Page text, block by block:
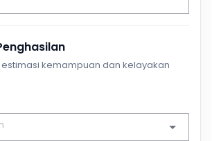
estimasi kemampuan dan kelayakan